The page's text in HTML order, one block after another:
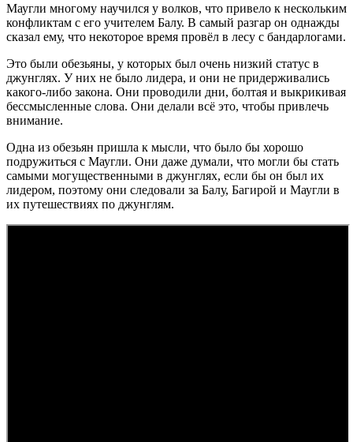
Маугли многому научился у волков, что привело к нескольким
конфликтам с его учителем Балу. В самый разгар он однажды
сказал ему, что некоторое время провёл в лесу с бандарлогами.
Это были обезьяны, у которых был очень низкий статус в
джунглях. У них не было лидера, и они не придерживались
какого-либо закона. Они проводили дни, болтая и выкрикивая
бессмысленные слова. Они делали всё это, чтобы привлечь
внимание.
Одна из обезьян пришла к мысли, что было бы хорошо
подружиться с Маугли. Они даже думали, что могли бы стать
самыми могущественными в джунглях, если бы он был их
лидером, поэтому они следовали за Балу, Багирой и Маугли в
их путешествиях по джунглям.